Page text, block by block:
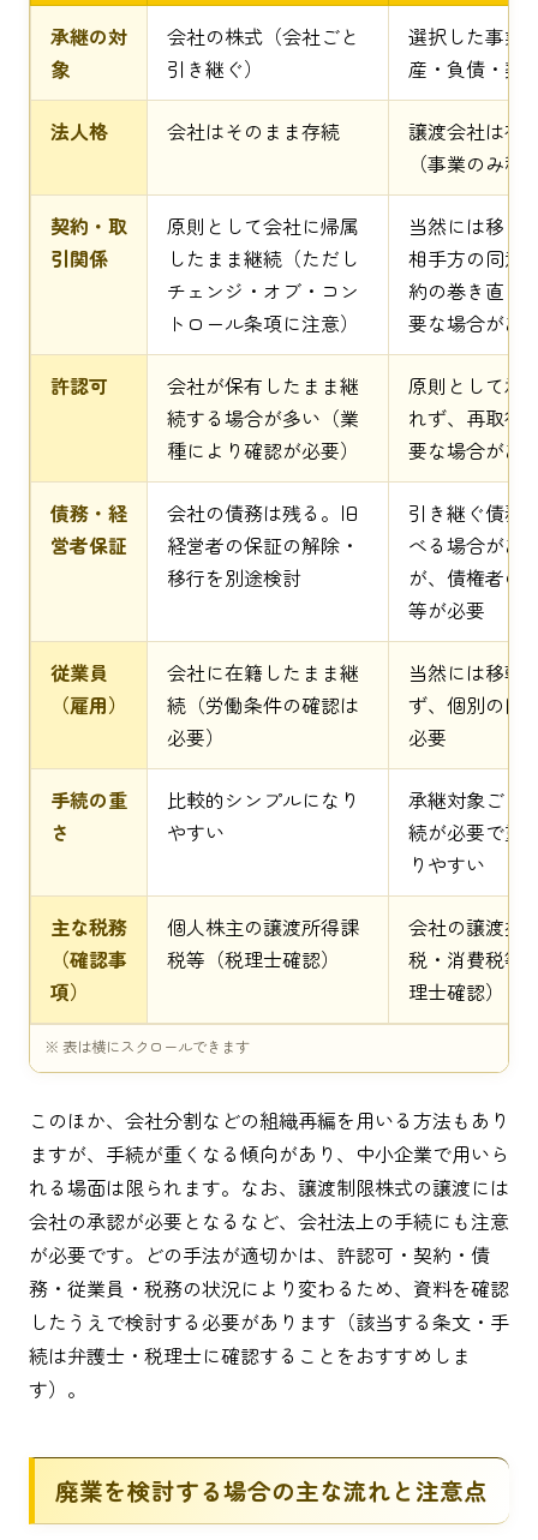
承継の対
象
会社の株式（会社ごと
引き継ぐ）
選択した事業
産・負債・契
法人格 会社はそのまま存続
譲渡会社は存
（事業のみ移
契約・取
引関係
原則として会社に帰属
したまま継続（ただし
チェンジ・オブ・コン
トロール条項に注意）
当然には移ら
相手方の同意
約の巻き直し
要な場合があ
許認可
会社が保有したまま継
続する場合が多い（業
種により確認が必要）
原則として承
れず、再取得
要な場合があ
債務・経
営者保証
会社の債務は残る。旧
経営者の保証の解除・
移行を別途検討
引き継ぐ債務
べる場合があ
が、債権者の
等が必要
従業員
（雇用）
会社に在籍したまま継
続（労働条件の確認は
必要）
当然には移転
ず、個別の同
必要
手続の重
さ
比較的シンプルになり
やすい
承継対象ごと
続が必要で重
りやすい
主な税務
（確認事
項）
個人株主の譲渡所得課
税等（税理士確認）
会社の譲渡益
税・消費税等
理士確認）
このほか、会社分割などの組織再編を用いる方法もあり
ますが、手続が重くなる傾向があり、中小企業で用いら
れる場面は限られます。なお、譲渡制限株式の譲渡には
会社の承認が必要となるなど、会社法上の手続にも注意
が必要です。どの手法が適切かは、許認可・契約・債
務・従業員・税務の状況により変わるため、資料を確認
したうえで検討する必要があります（該当する条文・手
続は弁護士・税理士に確認することをおすすめしま
す）。
廃業を検討する場合の主な流れと注意点